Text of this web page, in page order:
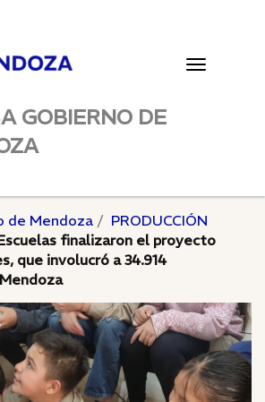
Toggle
GOBIERNO DE
de Mendoza
PRODUCCIÓN
finalizaron el proyecto
que involucró a 34.914